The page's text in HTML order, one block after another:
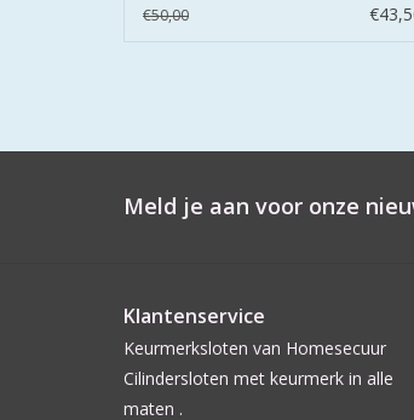
€50,00
Meld je aan voor onze
Klantenservice
Keurmerksloten van Homesecuur
Cilindersloten met keurmerk in alle
maten .